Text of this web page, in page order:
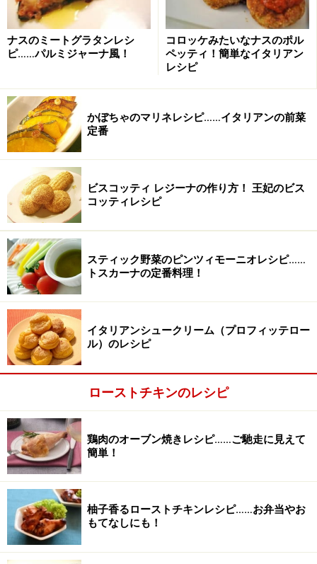
■スタッフィング
米 1合
野菜コンソメ 400cc
セロリ 1/2本
たまねぎ
パルメザンチーズ 大さじ2杯
オリーブオイル
ハーブ塩でマリネしたチキンは、6時間程寝かせると、
程よく味がしみ込みます。
ローストチキンの作り方・手順
1
ハーブ塩を作る
ハーブ塩を作る。すり下ろしたニンニクに塩、ローズマ
リー、オレガノ、セージ、塩を分量通りに合わせる。
ハーブ塩は手でもみ込むとニンニクにハーブがよくしみ
ます。
ナスのミートグラタンレシ
ピ……パルミジャーナ風！
コロッケみたいなナスのポル
ペッティ！簡単なイタリアン
レシピ
かぼちゃのマリネレシピ……イタリアンの前菜
定番
ビスコッティ レジーナの作り方！ 王妃のビス
コッティレシピ
スティック野菜のピンツィモーニオレシピ……
トスカーナの定番料理！
イタリアンシュークリーム（プロフィッテロー
ル）のレシピ
ローストチキンのレシピ
鶏肉のオーブン焼きレシピ……ご馳走に見えて
簡単！
柚子香るローストチキンレシピ……お弁当やお
もてなしにも！